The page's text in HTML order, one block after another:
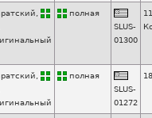
полная
SL US-
01300
полная
SLUS-
01272